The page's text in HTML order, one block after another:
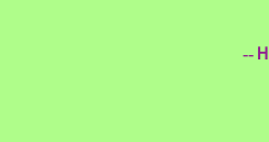
--